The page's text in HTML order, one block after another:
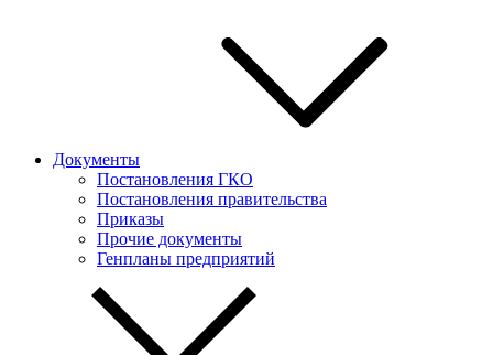
Документы
Постановления ГКО
Постановления правительства
Приказы
Прочие документы
Генпланы предприятий